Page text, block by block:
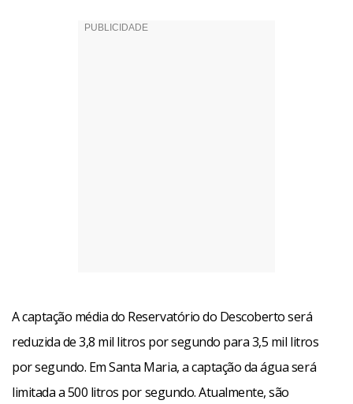
A captação média do Reservatório do Descoberto será
reduzida de 3,8 mil litros por segundo para 3,5 mil litros
por segundo. Em Santa Maria, a captação da água será
limitada a 500 litros por segundo. Atualmente, são